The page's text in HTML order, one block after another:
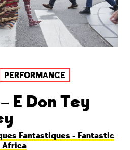
PERFORMANCE
E Don Tey
Fantastiques - Fantastic
Africa